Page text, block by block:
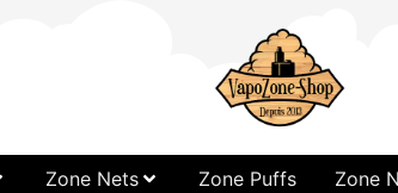
Zone Nets Zone Puffs Zone